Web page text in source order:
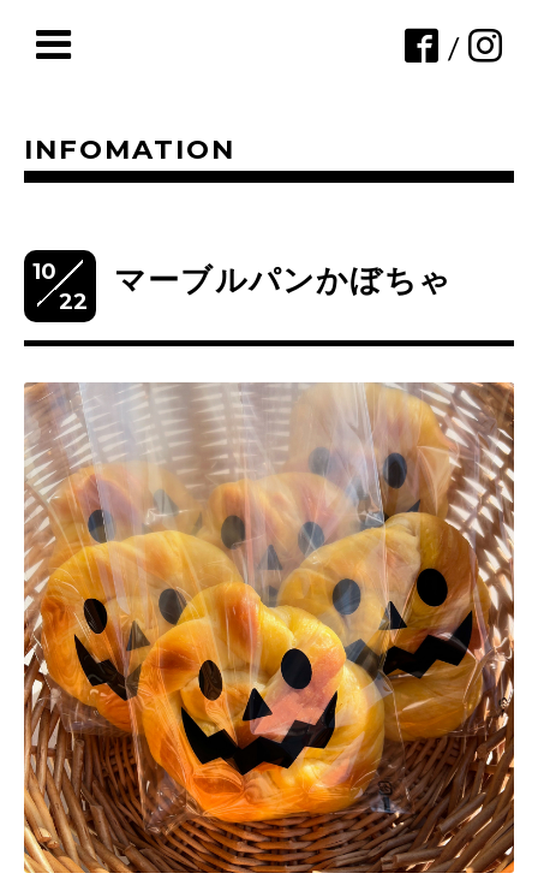
/
INFOMATION
10
22
マーブルパンかぼちゃ